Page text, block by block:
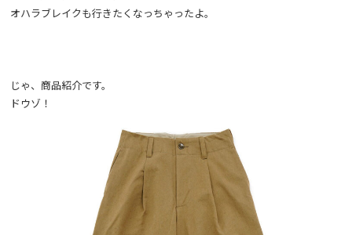
オハラブレイクも行きたくなっちゃったよ。
じゃ、商品紹介です。
ドウゾ！